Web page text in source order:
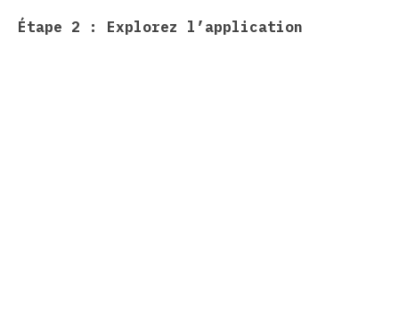
Étape 2 : Explorez l’application